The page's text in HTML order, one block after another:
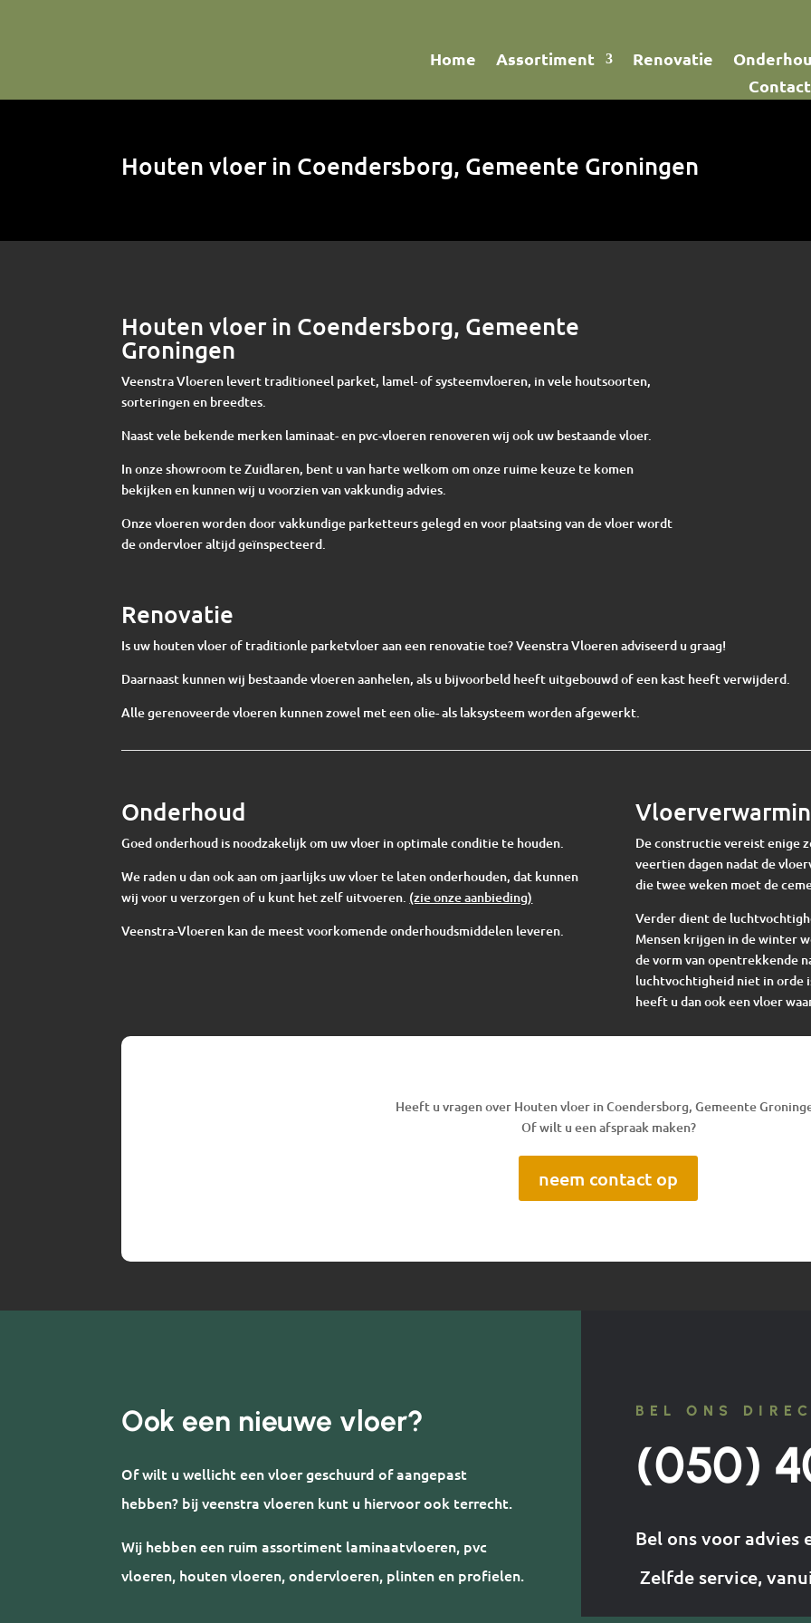
Home Assortiment Renovatie
Contact
Houten vloer in Coendersborg, Gemeente Groningen
Houten vloer in Coendersborg, Gemeente
Groningen
Veenstra Vloeren levert traditioneel parket, lamel- of systeemvloeren, in vele houtsoorten,
sorteringen en breedtes.
Naast vele bekende merken laminaat- en pvc-vloeren renoveren wij ook uw bestaande vloer.
In onze showroom te Zuidlaren, bent u van harte welkom om onze ruime keuze te komen
bekijken en kunnen wij u voorzien van vakkundig advies.
Onze vloeren worden door vakkundige parketteurs gelegd en voor plaatsing van de vloer wordt
de ondervloer altijd geïnspecteerd.
Renovatie
Is uw houten vloer of traditionle parketvloer aan een renovatie toe? Veenstra Vloeren adviseerd u graag!
Daarnaast kunnen wij bestaande vloeren aanhelen, als u bijvoorbeld heeft uitgebouwd of een kast heeft verwijderd.
Alle gerenoveerde vloeren kunnen zowel met een olie- als laksysteem worden afgewerkt.
Onderhoud
Goed onderhoud is noodzakelijk om uw vloer in optimale conditie te houden.
We raden u dan ook aan om jaarlijks uw vloer te laten onderhouden, dat kunnen
wij voor u verzorgen of u kunt het zelf uitvoeren. (zie onze aanbieding)
Veenstra-Vloeren kan de meest voorkomende onderhoudsmiddelen leveren.
De constructie vereist enige
veertien dagen nadat de
die twee weken moet de
Verder dient de
Mensen krijgen in de winter
de vorm van opentrekkende
luchtvochtigheid niet in orde
heeft u dan ook een vloer
Heeft u vragen over Houten vloer in Coendersborg, Gemeente
Of wilt u een afspraak maken?
neem contact op
Ook een nieuwe vloer?
Of wilt u wellicht een vloer geschuurd of aangepast
hebben? bij veenstra vloeren kunt u hiervoor ook terrecht.
Wij hebben een ruim assortiment laminaatvloeren, pvc
vloeren, houten vloeren, ondervloeren, plinten en profielen.
BEL ONS
(050)
Bel ons voor advies
Zelfde service,